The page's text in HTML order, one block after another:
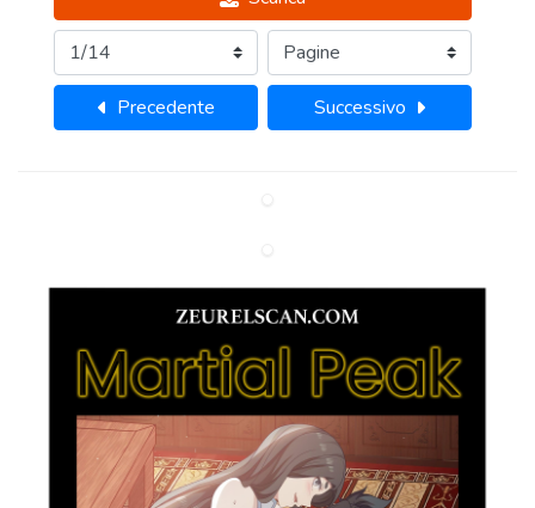
Precedente Successivo